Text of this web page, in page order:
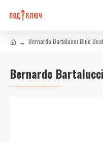
Bernardo Bartalucci Blue
Bernardo